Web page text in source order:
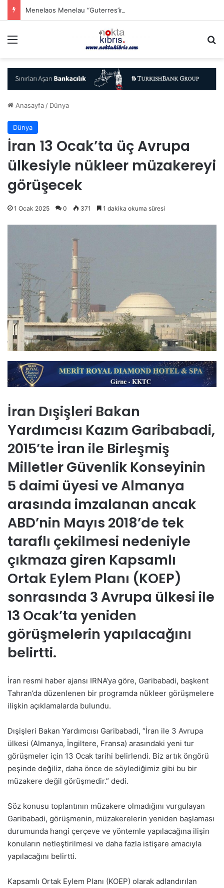
Anasayfa / Dünya
Dünya
İran 13 Ocak’ta üç Avrupa
ülkesiyle nükleer müzakereyi
görüşecek
1 Ocak 2025 0 371 1 dakika okuma süresi
İran Dışişleri Bakan
Yardımcısı Kazım Garibabadi,
2015’te İran ile Birleşmiş
Milletler Güvenlik Konseyinin
5 daimi üyesi ve Almanya
arasında imzalanan ancak
ABD’nin Mayıs 2018’de tek
taraflı çekilmesi nedeniyle
çıkmaza giren Kapsamlı
Ortak Eylem Planı (KOEP)
sonrasında 3 Avrupa ülkesi ile
13 Ocak’ta yeniden
görüşmelerin yapılacağını
belirtti.
İran resmi haber ajansı IRNA’ya göre, Garibabadi, başkent
Tahran’da düzenlenen bir programda nükleer görüşmelere
ilişkin açıklamalarda bulundu.
Dışişleri Bakan Yardımcısı Garibabadi, “İran ile 3 Avrupa
ülkesi (Almanya, İngiltere, Fransa) arasındaki yeni tur
görüşmeler için 13 Ocak tarihi belirlendi. Biz artık öngörü
peşinde değiliz, daha önce de söylediğimiz gibi bu bir
müzakere değil görüşmedir.” dedi.
Söz konusu toplantının müzakere olmadığını vurgulayan
Garibabadi, görüşmenin, müzakerelerin yeniden başlaması
durumunda hangi çerçeve ve yöntemle yapılacağına ilişin
konuların netleştirilmesi ve daha fazla istişare amacıyla
yapılacağını belirtti.
Kapsamlı Ortak Eylem Planı (KOEP) olarak adlandırılan